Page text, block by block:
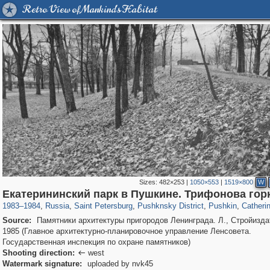
Retro View of Mankind's Habitat
Sizes:482×253 | 1050×553 | 1519×800 W
Екатерининский парк в Пушкине. Трифонова
1983–1984, Russia
1,407,375 29,248
, Saint Petersburg
197,269 5,714
, Pushknsky District
11,385 655
, Pushkin
7,591 215
,
3,878
Source:
Памятники архитектуры пригородов Ленинграда. Л.,
1985 (Главное архитектурно-планировочное управление Ленсовета.
Государственная инспекция по охране памятников)
Shooting direction:  west
Watermark signature:
uploaded by nvk45